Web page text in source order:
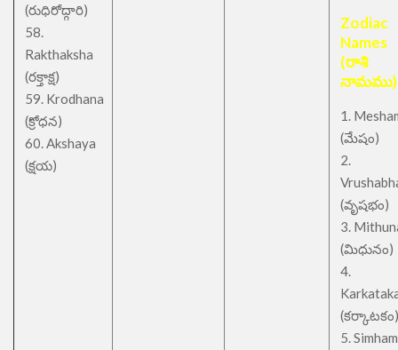
(రుధిరోద్గారి)
58.
Rakthaksha
(రక్తాక్ష)
59. Krodhana
(క్రోధన)
60. Akshaya
(క్షయ)
Zodiac
Names
(రాశి
నామము)
1.
(మేషం)
2.
(వృషభం)
3.
(మిధునం)
4.
(కర్కాటకం)
5. Simham